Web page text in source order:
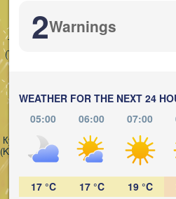
2Warnings
WEATHER FOR THE NEXT 24
05:00
06:00 07:00
17 °C
17 °C
19 °C
Тюмень
(Tyumen)
Курган
(Kurgan)
(Petropavl)